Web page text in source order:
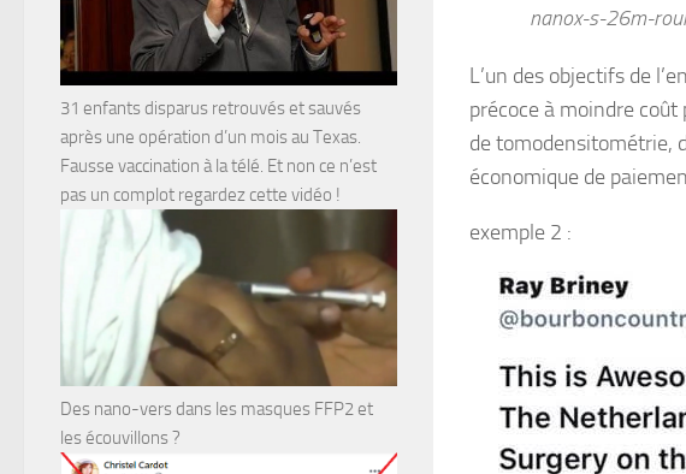
nanox-s-26m-
L’un des objectifs de
précoce à moindre
de tomodensitométrie,
économique de
exemple 2 :
31 enfants disparus retrouvés et sauvés
après une opération d’un mois au Texas.
Fausse vaccination à la télé. Et non ce n’est
pas un complot regardez cette vidéo !
Des nano-vers dans les masques FFP2 et
les écouvillons ?